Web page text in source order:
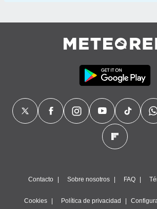
Contacto Sobre nosotros FAQ
Cookies Política de privacidad